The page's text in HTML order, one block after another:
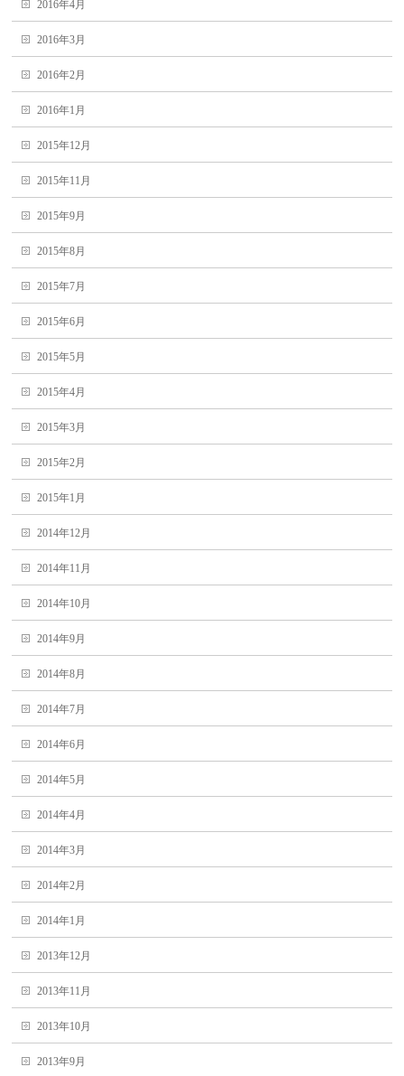
2016年4月
2016年3月
2016年2月
2016年1月
2015年12月
2015年11月
2015年9月
2015年8月
2015年7月
2015年6月
2015年5月
2015年4月
2015年3月
2015年2月
2015年1月
2014年12月
2014年11月
2014年10月
2014年9月
2014年8月
2014年7月
2014年6月
2014年5月
2014年4月
2014年3月
2014年2月
2014年1月
2013年12月
2013年11月
2013年10月
2013年9月